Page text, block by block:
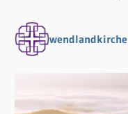
wendlandkirche